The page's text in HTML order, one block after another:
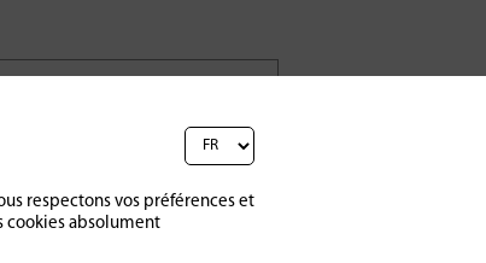
respectons vos préférences et
cookies absolument